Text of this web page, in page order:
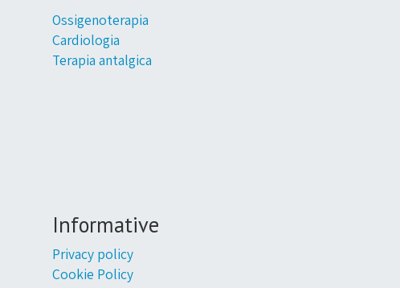
Ossigenoterapia
Cardiologia
Terapia antalgica
Informative
Privacy policy
Cookie Policy